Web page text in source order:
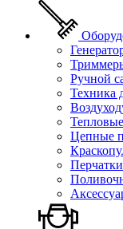
Ручной
Техника
Цепные